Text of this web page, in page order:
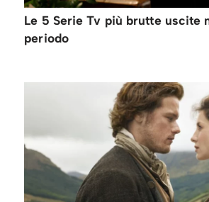
Le 5 Serie Tv più brutte uscite
periodo